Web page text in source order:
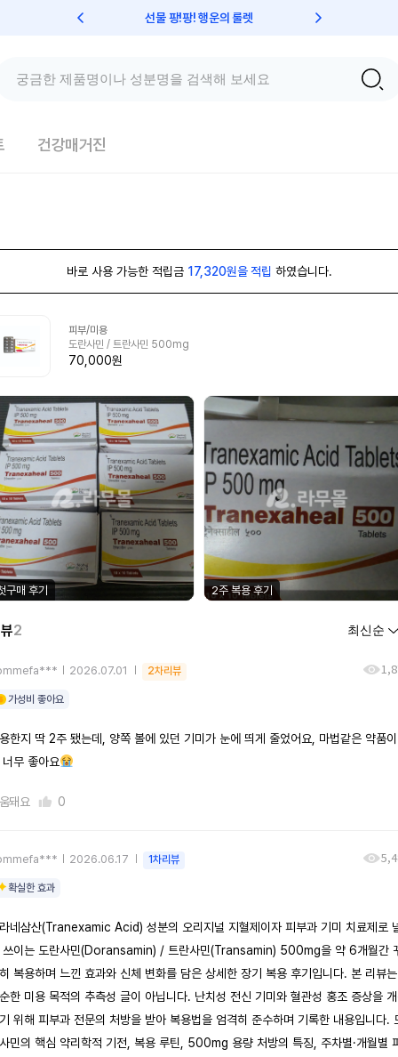
선물 팡!팡! 행운의 룰렛
건강매거진
바로 사용 가능한 적립금 17,320원을 적립 하였습니다.
피부/미용
도란사민 / 트란사민 500mg
70,000원
구매 후기 2주 복용 후기
2
2026.07.01 2차리뷰
가성비 좋아요
한지 딱 2주 됐는데, 양쪽 볼에 있던 기미가 눈에 띄게 줄었어요, 마법같은 약품이
너무 좋아요
돼요 0
2026.06.17 1차리뷰
확실한 효과
네삼산(Tranexamic Acid) 성분의 오리지널 지혈제이자 피부과 기미 치료제로
쓰이는 도란사민(Doransamin) / 트란사민(Transamin) 500mg을 약 6개월간
복용하며 느낀 효과와 신체 변화를 담은 상세한 장기 복용 후기입니다. 본 리뷰는
한 미용 목적의 추측성 글이 아닙니다. 난치성 전신 기미와 혈관성 홍조 증상을
위해 피부과 전문의 처방을 받아 복용법을 엄격히 준수하며 기록한 내용입니다.
민의 핵심 약리학적 기전, 복용 루틴, 500mg 용량 처방의 특징, 주차별·개월별